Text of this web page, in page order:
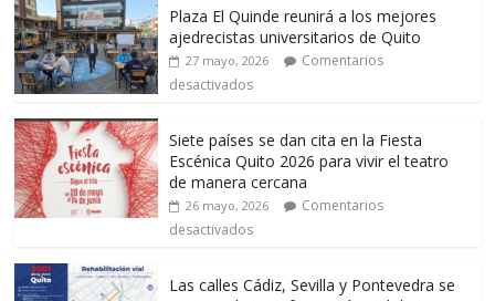
Plaza El Quinde reunirá a los mejores
ajedrecistas universitarios de Quito
27 mayo, 2026
Comentarios
desactivados
Siete países se dan cita en la Fiesta
Escénica Quito 2026 para vivir el teatro
de manera cercana
26 mayo, 2026
Comentarios
desactivados
Las calles Cádiz, Sevilla y Pontevedra se